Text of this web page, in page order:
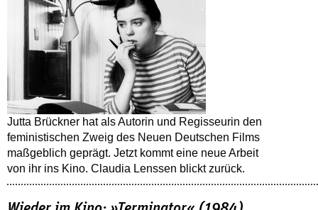
Jutta Brückner hat als Autorin und Regisseurin den
feministischen Zweig des Neuen Deutschen Films
maßgeblich geprägt. Jetzt kommt eine neue Arbeit
von ihr ins Kino. Claudia Lenssen blickt zurück.